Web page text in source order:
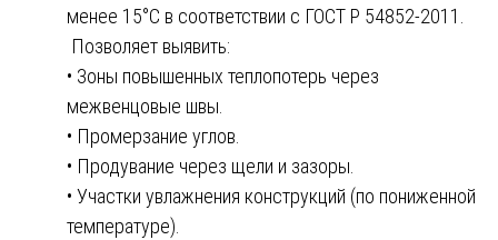
менее 15°С в соответствии с ГОСТ Р 54852-2011.
Позволяет выявить:
• Зоны повышенных теплопотерь через
межвенцовые швы.
• Промерзание углов.
• Продувание через щели и зазоры.
• Участки увлажнения конструкций (по пониженной
температуре).